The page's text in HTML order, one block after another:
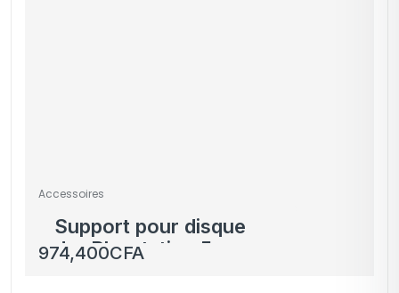
Accessoires
Support pour disque
dur Playstation 5 –
Pièces détachées PS5
974,400CFA